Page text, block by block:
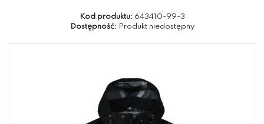
Kod produktu: 643410-99-3
Dostępność: Produkt niedostępny